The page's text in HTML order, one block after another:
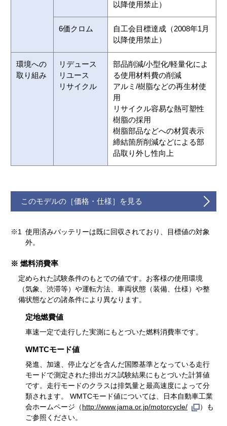
以降使用禁止）
6価クロム
自工会目標達成（2008年1月
以降使用禁止）
環境への
取り組み
リデュース
リユース
リサイクル
部品削減/小型化/軽量化によ
る使用材料費の削減
アルミ/樹脂などの再生材使
用
リサイクル容易な熱可塑性
樹脂の採用
樹脂部品などへの材質表示
締結箇所削減などによる部
品取り外し性向上
このモデルの［価格・仕様］を見る
※1
使用済みバッテリーは既に回収されており、目標値の対象
外。
※ 燃料消費率
定められた試験条件のもとでの値です。お客様の使用環境
（気象、渋滞等）や運転方法、車両状態（装備、仕様）や整
備状態などの諸条件により異なります。
定地燃費値
車速一定で走行した実測にもとづいた燃料消費率です。
WMTCモード値
発進、加速、停止などを含んだ国際基準となっている走行
モードで測定された排出ガス試験結果にもとづいた計算値
です。走行モードのクラスは排気量と最高速度によって分
類されます。 WMTCモード値については、日本自動車工業
会ホームページ（http://www.jama.or.jp/motorcycle/
）も
ご参照ください。